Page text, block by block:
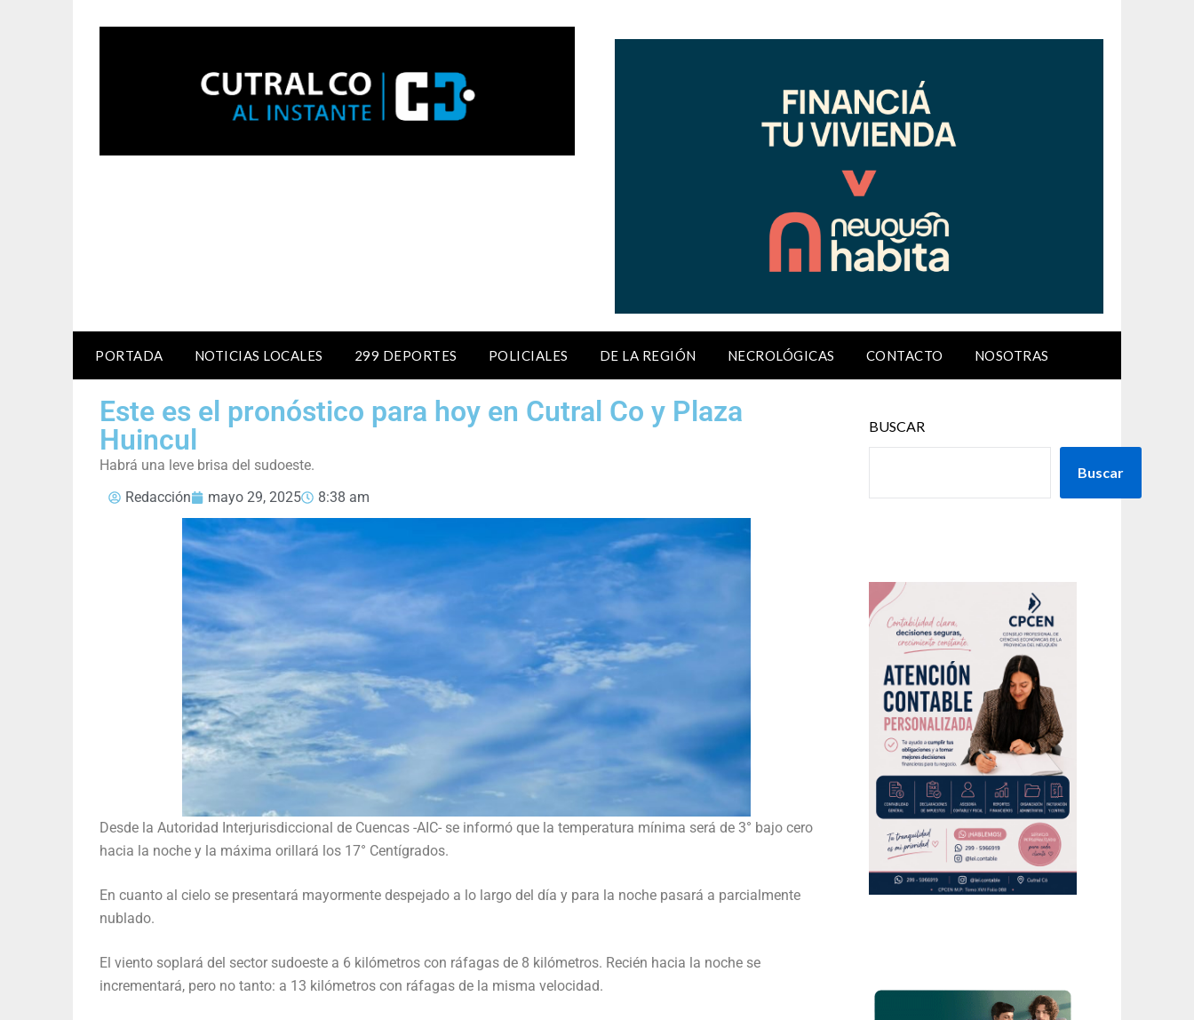
PORTADA NOTICIAS LOCALES 299 DEPORTES POLICIALES DE LA REGIÓN NECROLÓGICAS CONTACTO NOSOTRAS
Este es el pronóstico para hoy en Cutral Co y Plaza
Huincul
Habrá una leve brisa del sudoeste.
Redacción
mayo 29, 2025 8:38 am
Desde la Autoridad Interjurisdiccional de Cuencas -AIC- se informó que la temperatura mínima será de 3° bajo cero
hacia la noche y la máxima orillará los 17° Centígrados.
En cuanto al cielo se presentará mayormente despejado a lo largo del día y para la noche pasará a parcialmente
nublado.
El viento soplará del sector sudoeste a 6 kilómetros con ráfagas de 8 kilómetros. Recién hacia la noche se
incrementará, pero no tanto: a 13 kilómetros con ráfagas de la misma velocidad.
BUSCAR
Buscar